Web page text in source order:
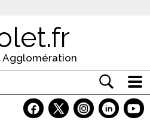
Agglomération